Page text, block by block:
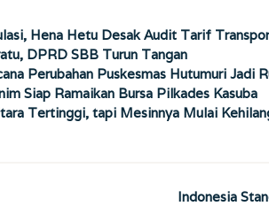
Hena Hetu Desak Audit Tarif
DPRD SBB Turun Tangan
Perubahan Puskesmas Hutumuri Jadi
Siap Ramaikan Bursa Pilkades Kasuba
Tertinggi, tapi Mesinnya Mulai
Indonesia